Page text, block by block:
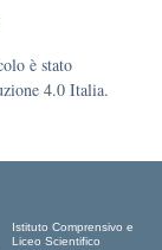
è stato
4.0 Italia.
Istituto Comprensivo e
Liceo Scientifico